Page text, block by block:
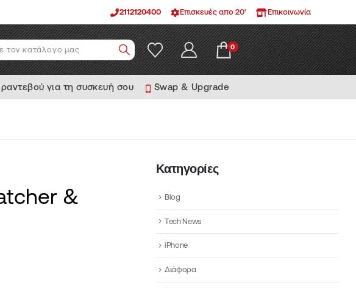
2112120400 Επισκευές απο 20' Επικοινωνία
0
ραντεβού για τη συσκευή σου Swap & Upgrade
&
Κατηγορίες
Blog
Tech News
iPhone
Διάφορα